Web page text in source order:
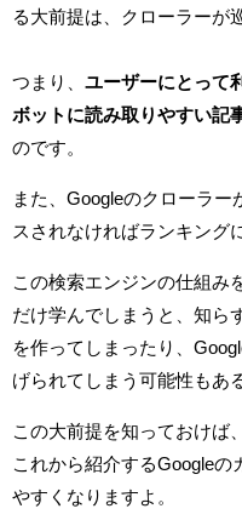
る大前提は、クローラーが
つまり、 ユーザーにとって
ボットに読み取りやすい記
のです。
また、Googleのクローラ
スされなければランキング
この検索エンジンの仕組み
だけ学んでしまうと、知ら
を作ってしまったり、
げられてしまう可能性もあ
この大前提を知っておけば
これから紹介するGoogleの
やすくなりますよ。